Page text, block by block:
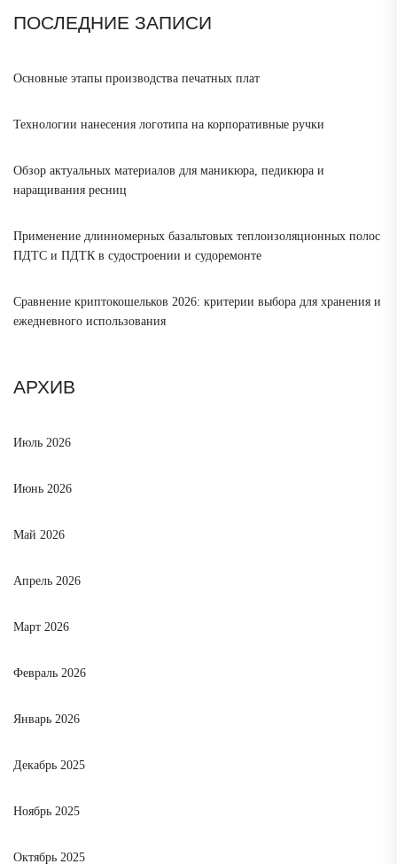
ПОСЛЕДНИЕ ЗАПИСИ
Основные этапы производства печатных плат
Технологии нанесения логотипа на корпоративные ручки
Обзор актуальных материалов для маникюра, педикюра и
наращивания ресниц
Применение длинномерных базальтовых теплоизоляционных полос
ПДТС и ПДТК в судостроении и судоремонте
Сравнение криптокошельков 2026: критерии выбора для хранения и
ежедневного использования
АРХИВ
Июль 2026
Июнь 2026
Май 2026
Апрель 2026
Март 2026
Февраль 2026
Январь 2026
Декабрь 2025
Ноябрь 2025
Октябрь 2025